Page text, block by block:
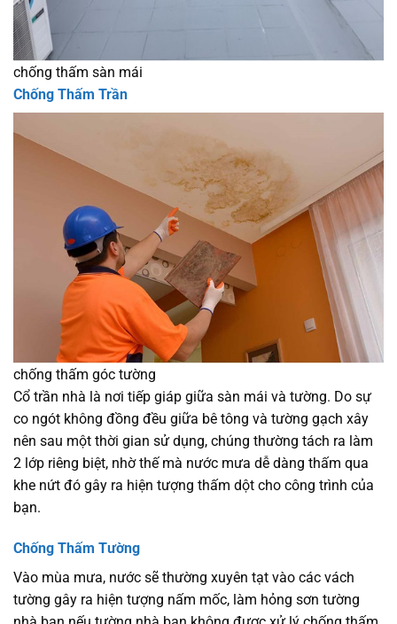
chống thấm sàn mái
Chống Thấm Trần
chống thấm góc tường
Cổ trần nhà là nơi tiếp giáp giữa sàn mái và tường. Do sự
co ngót không đồng đều giữa bê tông và tường gạch xây
nên sau một thời gian sử dụng, chúng thường tách ra làm
2 lớp riêng biệt, nhờ thế mà nước mưa dễ dàng thấm qua
khe nứt đó gây ra hiện tượng thấm dột cho công trình của
bạn.
Chống Thấm Tường
Vào mùa mưa, nước sẽ thường xuyên tạt vào các vách
tường gây ra hiện tượng nấm mốc, làm hỏng sơn tường